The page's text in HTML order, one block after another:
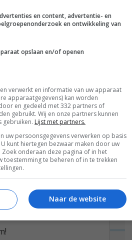
boter, met zo’n romige
en zout erdoor om het
en content, advertentie- en
en ontwikkeling van
opslaan en/of openen
verwerkt en informatie van uw apparaat
apparaatgegevens) kan worden
en gedeeld met 332 partners of
gebruikt. Wij en onze partners kunnen
gebruiken. Lijst met partners.
uw persoonsgegevens verwerken op basis
kunt hiertegen bezwaar maken door uw
onderaan deze pagina of in het
toestemming te beheren of in te trekken
Naar de website